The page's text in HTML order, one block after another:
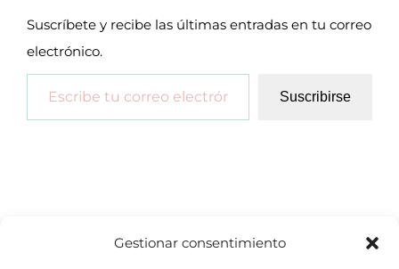
Gestionar consentimiento
Suscríbete y recibe las últimas entradas en tu correo
electrónico.
Escribe tu correo electrónico…
Suscribirse